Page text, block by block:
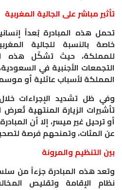
تأثير مباشر على الجالية المغربية
تحمل هذه المبادرة بُعداً
خاصة بالنسبة للجالية
للمملكة، حيث تشكّل هذه
التجمعات الأجنبية في
المملكة لأسباب عائلية أو
وفي ظل تشديد الإجراءات
تأشيرات الزيارة المنتهية
أو ترحيل غير ميسر، إلا أن
عن المئات، وتمنحهم فرصة
بين التنظيم والمرونة
وتعد هذه المبادرة جزءاً من
نظام الإقامة وتقليص